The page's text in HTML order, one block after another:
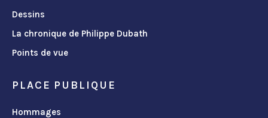
Dessins
La chronique de Philippe Dubath
Points de vue
PLACE PUBLIQUE
Hommages